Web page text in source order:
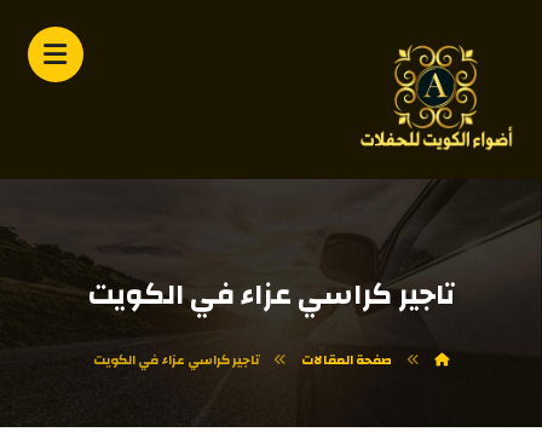
تاجير كراسي عزاء في الكويت
صفحة المقالات تاجير كراسي عزاء في الكويت